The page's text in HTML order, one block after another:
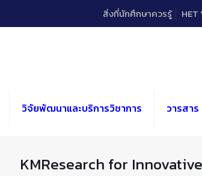
สิ่งที่นักศึกษาควรรู้ HET
วิจัยพัฒนาและบริการวิชาการ วารสาร
KMResearch for Innovative